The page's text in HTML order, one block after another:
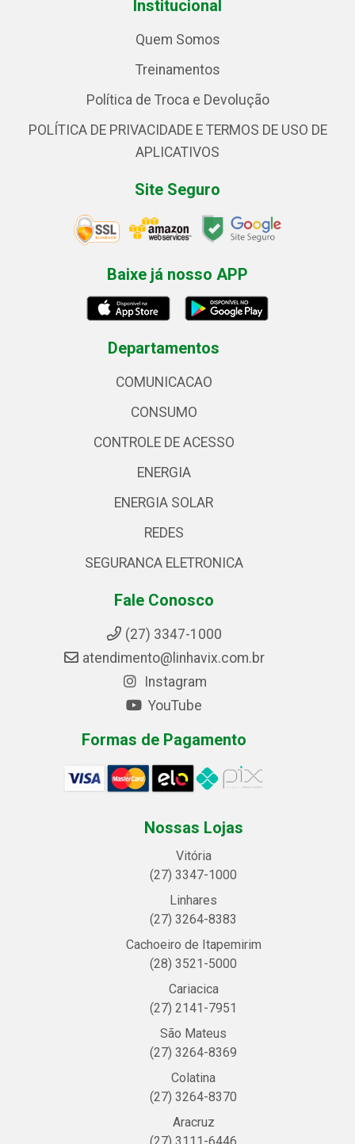
Institucional
Quem Somos
Treinamentos
Política de Troca e Devolução
POLÍTICA DE PRIVACIDADE E TERMOS DE USO DE
APLICATIVOS
Site Seguro
Baixe já nosso APP
Departamentos
COMUNICACAO
CONSUMO
CONTROLE DE ACESSO
ENERGIA
ENERGIA SOLAR
REDES
SEGURANCA ELETRONICA
Fale Conosco
(27) 3347-1000
atendimento@linhavix.com.br
Instagram
YouTube
Formas de Pagamento
Nossas Lojas
Vitória
(27) 3347-1000
Linhares
(27) 3264-8383
Cachoeiro de Itapemirim
(28) 3521-5000
Cariacica
(27) 2141-7951
São Mateus
(27) 3264-8369
Colatina
(27) 3264-8370
Aracruz